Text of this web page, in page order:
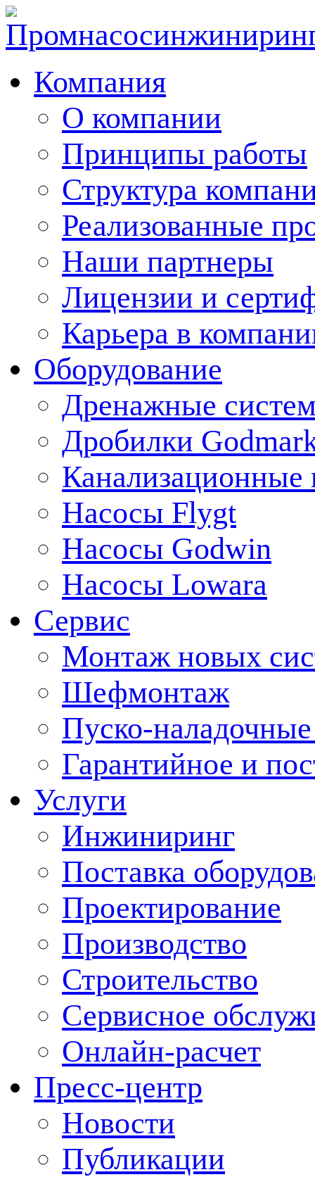
Компания
О компании
Принципы работы
Структура
Реализованные
Наши партнеры
Лицензии и
Карьера в
Оборудование
Дренажные
Дробилки
Канализационные
Насосы Flygt
Насосы Godwin
Насосы Lowara
Сервис
Монтаж новых
Шефмонтаж
Пуско-
Гарантийное и
Услуги
Инжиниринг
Поставка
Проектирование
Производство
Строительство
Сервисное
Онлайн-расчет
Пресс-центр
Новости
Публикации